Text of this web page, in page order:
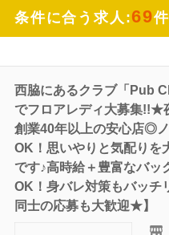
条件に合う求人:69
西脇にあるクラブ「Pub
でフロアレディ大募集!!★
創業40年以上の安心店◎
OK！思いやりと気配りを
です♪高時給＋豊富なバ
OK！身バレ対策もバッ
同士の応募も大歓迎★】